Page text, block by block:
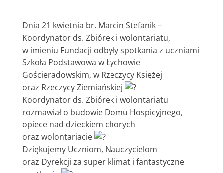
Dnia 21 kwietnia br. Marcin Stefanik –
Koordynator ds. Zbiórek i wolontariatu,
w imieniu Fundacji odbyły spotkania z uczniami
Szkoła Podstawowa w Łychowie
Gościeradowskim, w Rzeczycy Księżej
oraz Rzeczycy Ziemiańskiej
Koordynator ds. Zbiórek i wolontariatu
rozmawiał o budowie Domu Hospicyjnego,
opiece nad dzieckiem chorych
oraz wolontariacie
Dziękujemy Uczniom, Nauczycielom
oraz Dyrekcji za super klimat i fantastyczne